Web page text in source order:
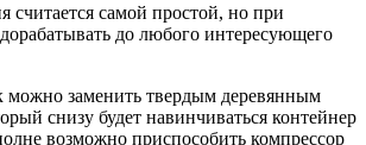
считается самой простой, но при
до любого интересующего
можно заменить твердым деревянным
снизу будет навинчиваться контейнер
возможно приспособить компрессор